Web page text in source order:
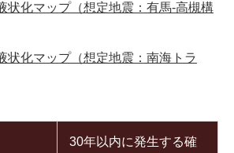
状化マップ（想定地震：有馬-高槻構
状化マップ（想定地震：南海トラ
30年以内に発生する確